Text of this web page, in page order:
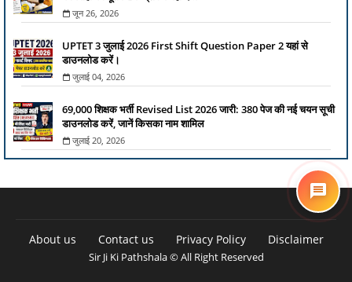
जून 26, 2026
UPTET 3 जुलाई 2026 First Shift Question Paper 2 यहां से
डाउनलोड करें।
जुलाई 04, 2026
69,000 शिक्षक भर्ती Revised List 2026 जारी: 380 पेज की नई चयन सूची
डाउनलोड करें, जानें किसका नाम शामिल
जुलाई 20, 2026
About us Contact us Privacy Policy Disclaimer
Sir Ji Ki Pathshala © All Right Reserved